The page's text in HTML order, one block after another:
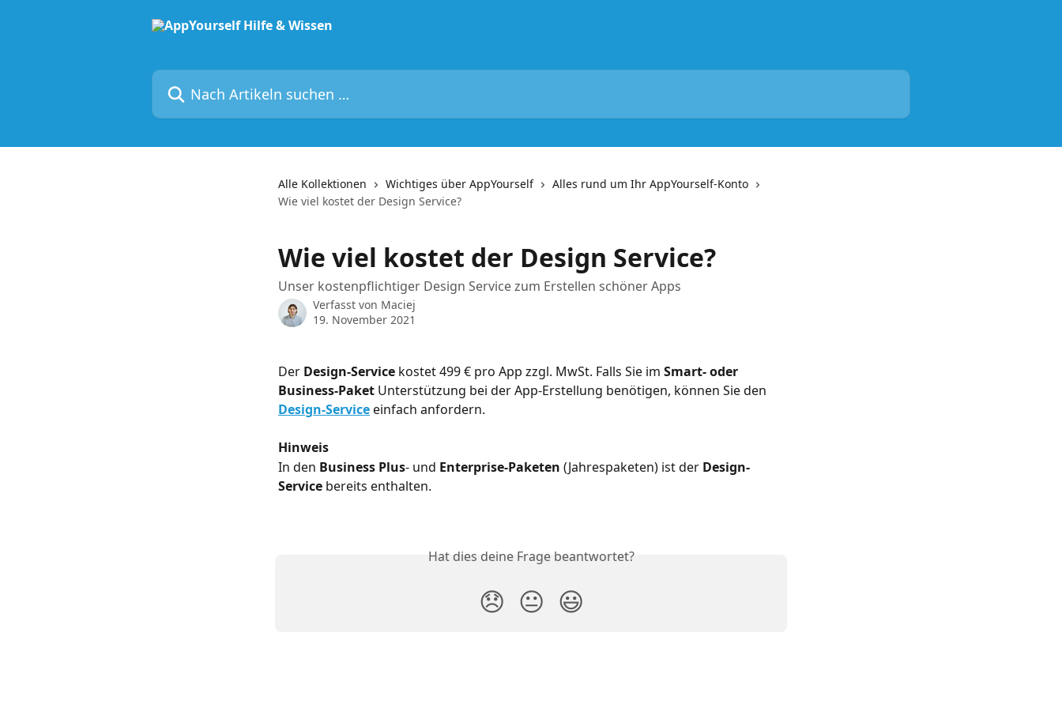
Nach Artikeln suchen …
Alle Kollektionen Wichtiges über AppYourself
Alles rund um Ihr AppYourself-Konto
Wie viel kostet der Design Service?
Wie viel kostet der Design Service?
Unser kostenpflichtiger Design Service zum Erstellen schöner Apps
Verfasst von Maciej
19. November 2021
Der Design-Service kostet 499 € pro App zzgl. MwSt. Falls Sie im Smart- oder
Business-Paket Unterstützung bei der App-Erstellung benötigen, können Sie den
Design-Serviceeinfach anfordern.
Hinweis
In den Business Plus- und Enterprise-Paketen (Jahrespaketen) ist der Design-
Service bereits enthalten.
Hat dies deine Frage beantwortet?
😞 😐 😃